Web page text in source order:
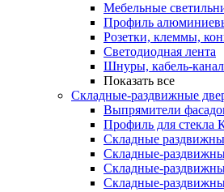
Мебельные
Профиль
Розетки, клеммы,
Светодиодная лента
Шнуры, кабель-
Показать все
Складные-раздвижные
Выпрямители
Профиль для стекла
Складные
Складные-
Складные-
Складные-